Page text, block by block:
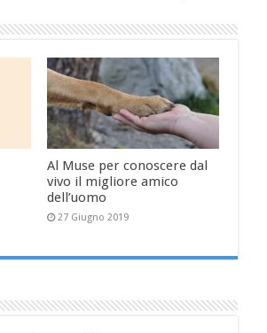
Al Muse per conoscere dal
vivo il migliore amico
dell’uomo
27 Giugno 2019